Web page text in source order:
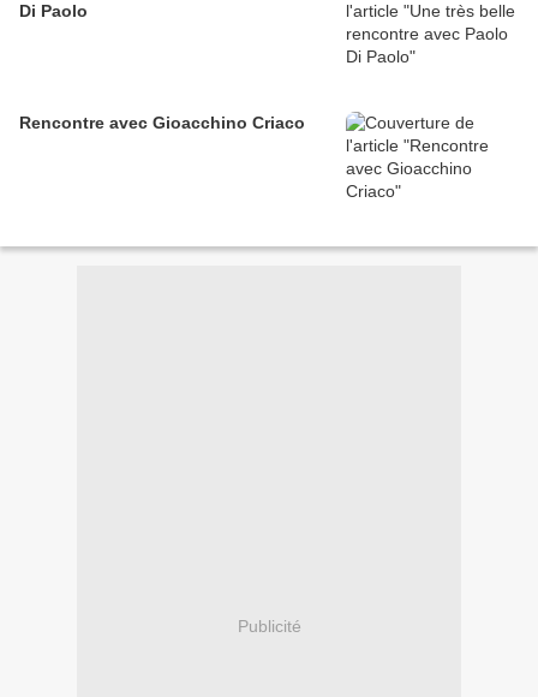
Di Paolo
Rencontre avec Gioacchino Criaco
Publicité